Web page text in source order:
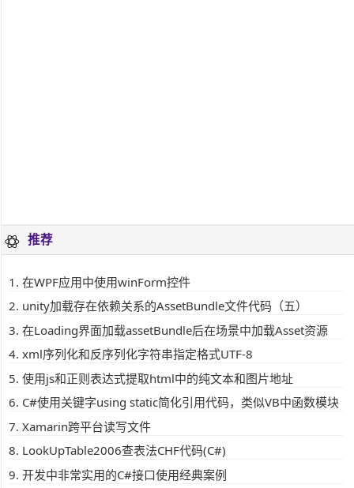
推荐
在WPF应用中使用winForm控件
unity加载存在依赖关系的AssetBundle文件代码（五）
在Loading界面加载assetBundle后在场景中加载Asset资源
xml序列化和反序列化字符串指定格式UTF-8
使用js和正则表达式提取html中的纯文本和图片地址
C#使用关键字using static简化引用代码，类似VB中函数模块
Xamarin跨平台读写文件
LookUpTable2006查表法CHF代码(C#)
开发中非常实用的C#接口使用经典案例